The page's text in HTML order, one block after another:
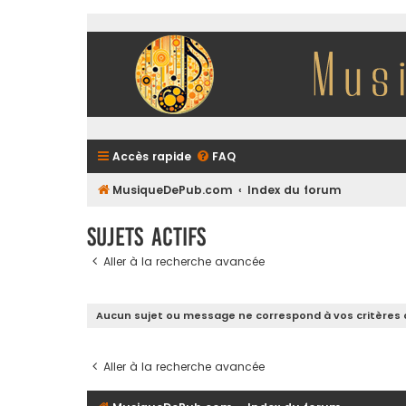
Accès rapide FAQ
MusiqueDePub.com Index du forum
Sujets actifs
Aller à la recherche avancée
Aucun sujet ou message ne correspond à vos critères
Aller à la recherche avancée